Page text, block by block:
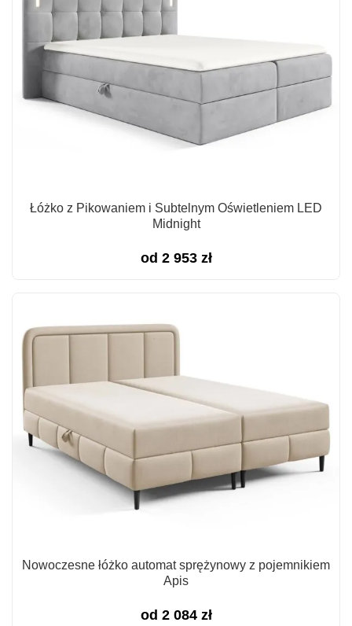
Łóżko z Pikowaniem i Subtelnym Oświetleniem LED
Midnight
od 2 953 zł
Nowoczesne łóżko automat sprężynowy z pojemnikiem
Apis
od 2 084 zł